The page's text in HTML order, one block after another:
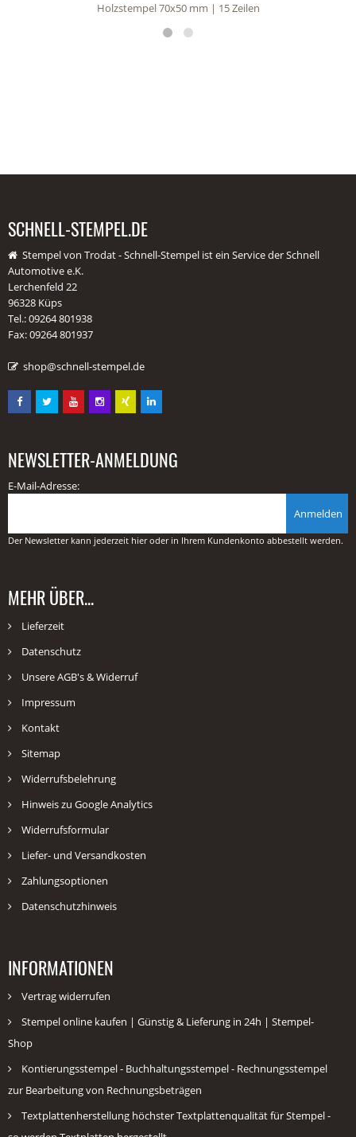
SCHNELL-STEMPEL.DE
Stempel von Trodat - Schnell-Stempel ist ein Service der Schnell
Automotive e.K.
Lerchenfeld 22
96328 Küps
Tel.: 09264 801938
Fax: 09264 801937
shop@schnell-stempel.de
NEWSLETTER-ANMELDUNG
E-Mail-Adresse:
Anmelden
Der Newsletter kann jederzeit hier oder in Ihrem Kundenkonto abbestellt werden.
MEHR ÜBER...
Lieferzeit
Datenschutz
Unsere AGB's & Widerruf
Impressum
Kontakt
Sitemap
Widerrufsbelehrung
Hinweis zu Google Analytics
Widerrufsformular
Liefer- und Versandkosten
Zahlungsoptionen
Datenschutzhinweis
INFORMATIONEN
Vertrag widerrufen
Stempel online kaufen | Günstig & Lieferung in 24h | Stempel-
Shop
Kontierungsstempel - Buchhaltungsstempel - Rechnungsstempel
zur Bearbeitung von Rechnungsbeträgen
Textplattenherstellung höchster Textplattenqualität für Stempel -